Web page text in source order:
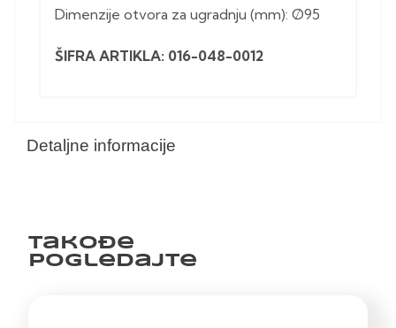
Detaljne informacije
Dimenzije otvora za ugradnju (mm): Ø95
ŠIFRA ARTIKLA: 016-048-0012
Takođe
pogledajte